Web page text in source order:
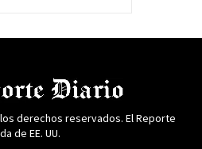
derechos reservados. El Reporte
de EE. UU.